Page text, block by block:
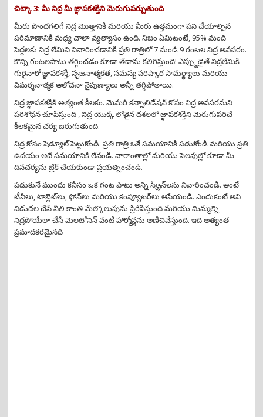
చిట్కా 3: మీ నిద్ర మీ జ్ఞాపకశక్తిని మెరుగుపర్చుతుంది
మీరు పొందగలిగే నిద్ర మొత్తానికి మరియు మీరు ఉత్తమంగా పని చేయాల్సిన
పరిమాణానికి మధ్య చాలా వ్యత్యాసం ఉంది. నిజం ఏమిటంటే, 95% మంది
పెద్దలకు నిద్ర లేమిని నివారించడానికి ప్రతి రాత్రిలో 7 నుండి 9 గంటల నిద్ర అవసరం.
కొన్ని గంటలపాటు తగ్గించడం కూడా తేడాను కలిగిస్తుంది! ఎప్ప్డుడైతే నిద్రలేమికి
గురైనారో జ్ఞాపకశక్తి, సృజనాత్మకత, సమస్య పరిష్కార సామర్థ్యాలు మరియు
విమర్శనాత్మక ఆలోచనా నైపుణ్యాలు అన్నీ తగ్గిపోతాయి.
నిద్ర జ్ఞాపకశక్తికి అత్యంత కీలకం. మెమరీ కన్సాలిడేషన్ కోసం నిద్ర అవసరమని
పరిశోధన చూపిస్తుంది , నిద్ర యొక్క లోతైన దశలలో జ్ఞాపకశక్తిని మెరుగుపరిచే
కీలకమైన చర్య జరుగుతుంది.
నిద్ర కోసం షెడ్యూల్ పెట్టుకోండి. ప్రతి రాత్రి ఒకే సమయానికి పడుకోండి మరియు ప్రతి
ఉదయం అదే సమయానికి లేవండి. వారాంతాల్లో మరియు సెలవుల్లో కూడా మీ
దినచర్యను బ్రేక్ చేయకుండా ప్రయత్నించండి.
పడుకునే ముందు కనీసం ఒక గంట పాటు అన్ని స్క్రీన్‌లను నివారించండి. అంటే
టీవీలు, టాబ్లెట్‌లు, ఫోన్‌లు మరియు కంప్యూటర్‌లు ఆపేయండి. ఎందుకంటే అవి
విడుదల చేసే నీలి కాంతి మేల్కొలుపును ప్రేరేపిస్తుంది మరియు మిమ్మల్ని
నిద్రపోయేలా చేసే మెలటోనిన్ వంటి హార్మోన్లను అణిచివేస్తుంది. ఇది అత్యంత
ప్రమాదకరమైనది